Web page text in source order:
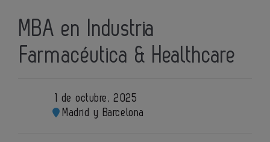
MBA en Industria
Farmacéutica & Healthcare
1 de octubre, 2025
Madrid y Barcelona